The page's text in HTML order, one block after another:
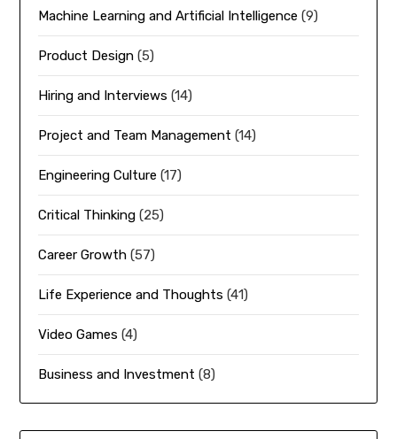
Machine Learning and Artificial Intelligence (9)
Product Design (5)
Hiring and Interviews (14)
Project and Team Management (14)
Engineering Culture (17)
Critical Thinking (25)
Career Growth (57)
Life Experience and Thoughts (41)
Video Games (4)
Business and Investment (8)